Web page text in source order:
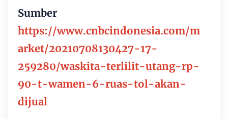
Sumber
https://www.cnbcindonesia.com/m
arket/20210708130427-17-
259280/waskita-terlilit-utang-rp-
90-t-wamen-6-ruas-tol-akan-
dijual